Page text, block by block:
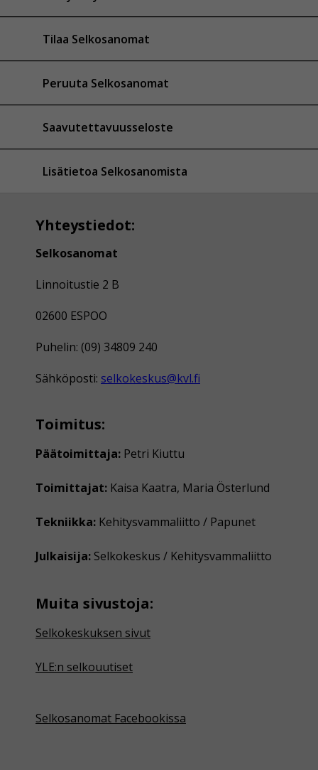
Tilaa Selkosanomat
Peruuta Selkosanomat
Saavutettavuusseloste
Lisätietoa Selkosanomista
Yhteystiedot:
Selkosanomat
Linnoitustie 2 B
02600 ESPOO
Puhelin: (09) 34809 240
Sähköposti: selkokeskus@kvl.fi
Toimitus:
Päätoimittaja: Petri Kiuttu
Toimittajat: Kaisa Kaatra, Maria Österlund
Tekniikka: Kehitysvammaliitto / Papunet
Julkaisija: Selkokeskus / Kehitysvammaliitto
Muita sivustoja:
Selkokeskuksen sivut
YLE:n selkouutiset
Selkosanomat Facebookissa